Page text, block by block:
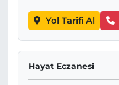
Yol Tarifi Al
Hayat Eczanesi